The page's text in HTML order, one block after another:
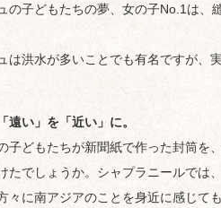
の子どもたちの夢、女の子No.1は
は洪水が多いことでも有名ですが
遠い」を「近い」に。
子どもたちが新聞紙で作った封筒を
たでしょうか。シャプラニールでは
々に南アジアのことを身近に感じて